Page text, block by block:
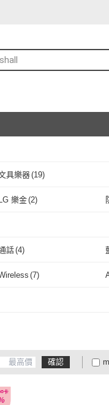
具樂器(19)
樂金(2)
話(4)
Res(2)
通話(
(7)
確認